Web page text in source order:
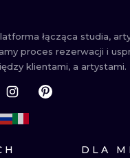
łącząca studia,
proces rezerwacji i
klientami, a artystami.
DLA